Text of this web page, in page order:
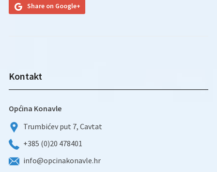
Share on Google+
Kontakt
Općina Konavle
Trumbićev put 7, Cavtat
+385 (0)20 478401
info@opcinakonavle.hr